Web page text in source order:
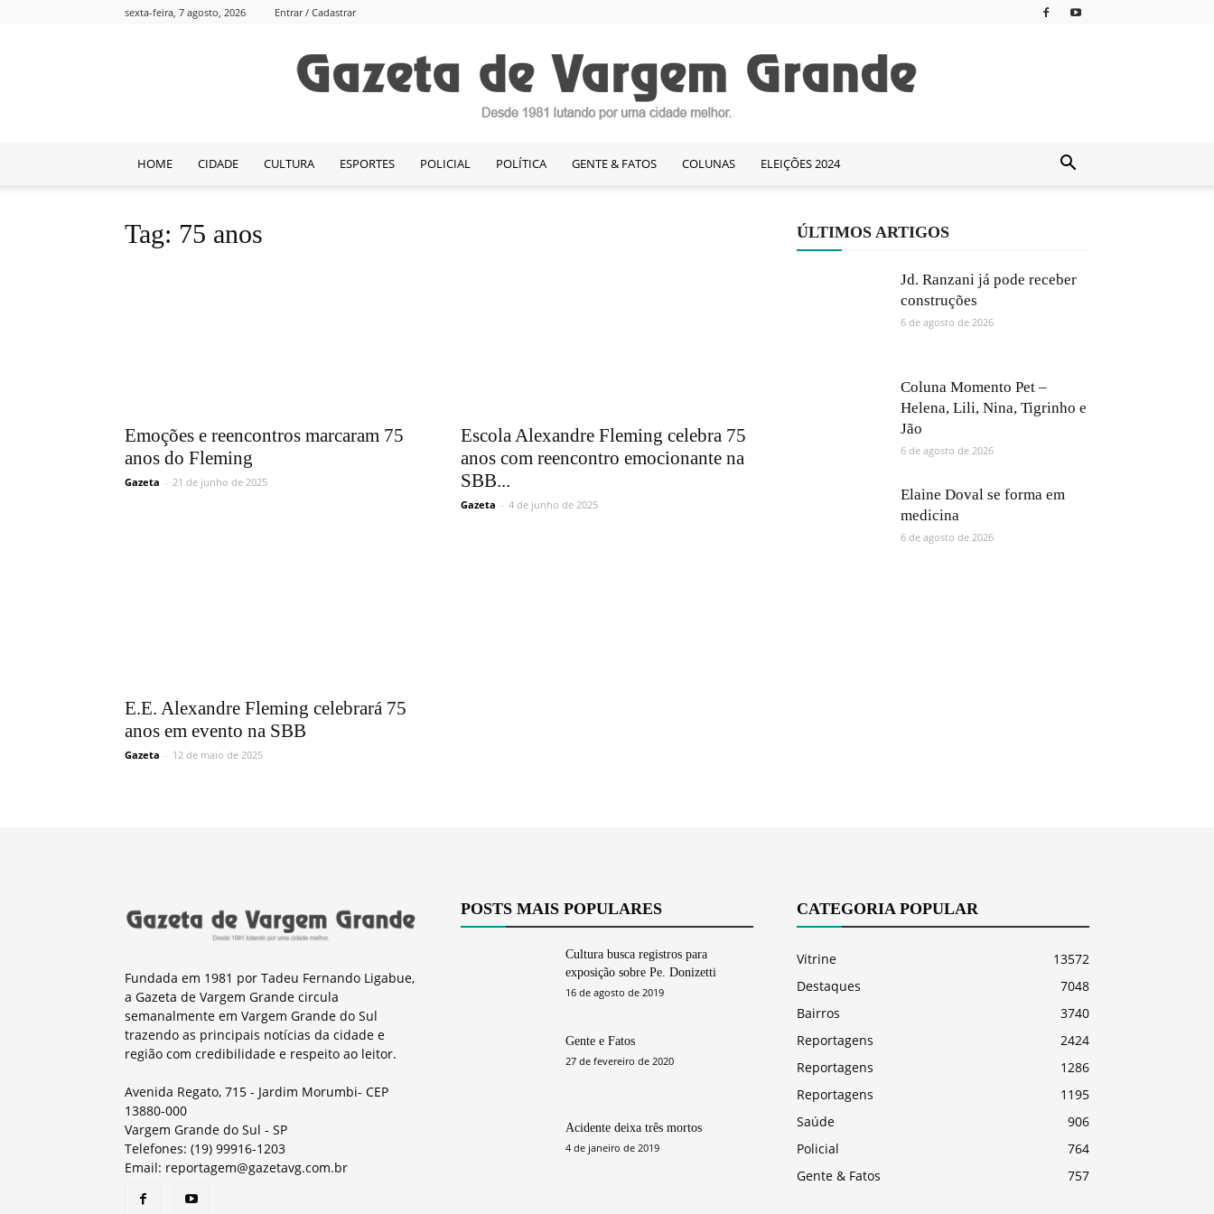
sexta-feira, 7 agosto, 2026 Entrar / Cadastrar
HOME CIDADE CULTURA ESPORTES POLICIAL POLÍTICA GENTE & FATOS COLUNAS ELEIÇÕES 2024
Tag: 75 anos
Emoções e reencontros marcaram 75
anos do Fleming
Gazeta - 21 de junho de 2025
Escola Alexandre Fleming celebra 75
anos com reencontro emocionante na
SBB...
Gazeta - 4 de junho de 2025
E.E. Alexandre Fleming celebrará 75
anos em evento na SBB
Gazeta - 12 de maio de 2025
ÚLTIMOS ARTIGOS
Jd. Ranzani já pode receber
construções
6 de agosto de 2026
Coluna Momento Pet –
Helena, Lili, Nina, Tigrinho e
Jão
6 de agosto de 2026
Elaine Doval se forma em
medicina
6 de agosto de 2026
Fundada em 1981 por Tadeu Fernando Ligabue,
a Gazeta de Vargem Grande circula
semanalmente em Vargem Grande do Sul
trazendo as principais notícias da cidade e
região com credibilidade e respeito ao leitor.
Avenida Regato, 715 - Jardim Morumbi- CEP
13880-000
Vargem Grande do Sul - SP
Telefones: (19) 99916-1203
Email: reportagem@gazetavg.com.br
POSTS MAIS POPULARES
Cultura busca registros para
exposição sobre Pe. Donizetti
16 de agosto de 2019
Gente e Fatos
27 de fevereiro de 2020
Acidente deixa três mortos
4 de janeiro de 2019
CATEGORIA POPULAR
Vitrine
13572
Destaques
7048
Bairros
3740
Reportagens
2424
Reportagens
1286
Reportagens
1195
Saúde
906
Policial
764
Gente & Fatos
757